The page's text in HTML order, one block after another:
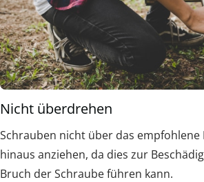
Nicht überdrehen
Schrauben nicht über das
hinaus anziehen, da dies zur
Bruch der Schraube führen kann.